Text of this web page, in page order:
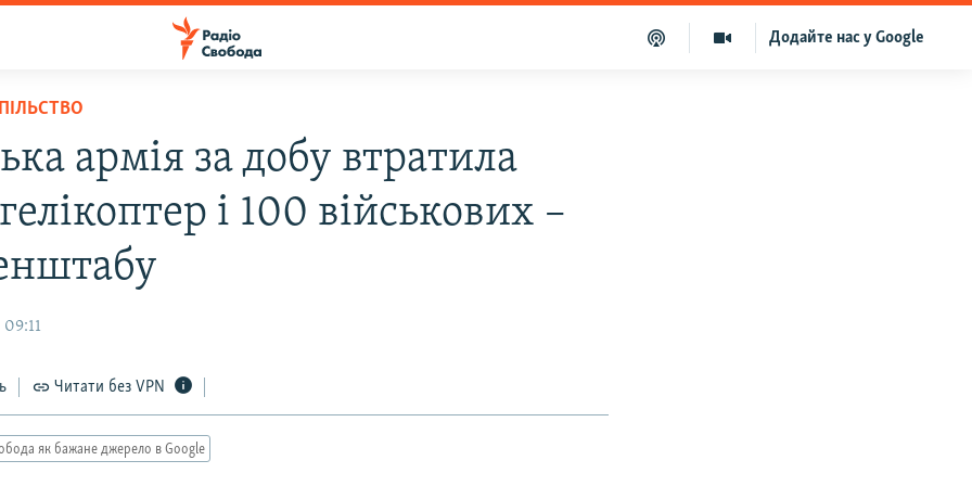
Додайте нас у Google
армія за добу втратила
і 100 військових –
Читати без VPN
як бажане джерело в Google